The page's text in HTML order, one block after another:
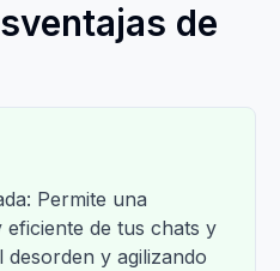
de
Permite una
de tus chats y
y agilizando